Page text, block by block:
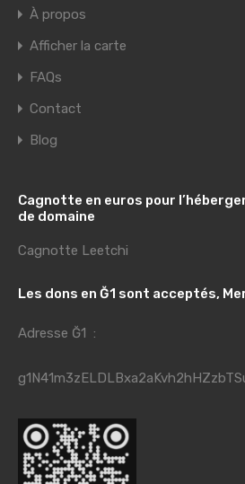
À propos
Afficher la carte
FAQs
Contact
Blog
Cagnotte en euros pour
de domaine
Cagnotte Leetchi
Les dons en Ğ1 sont acceptés,
Adresse Ğ1 :